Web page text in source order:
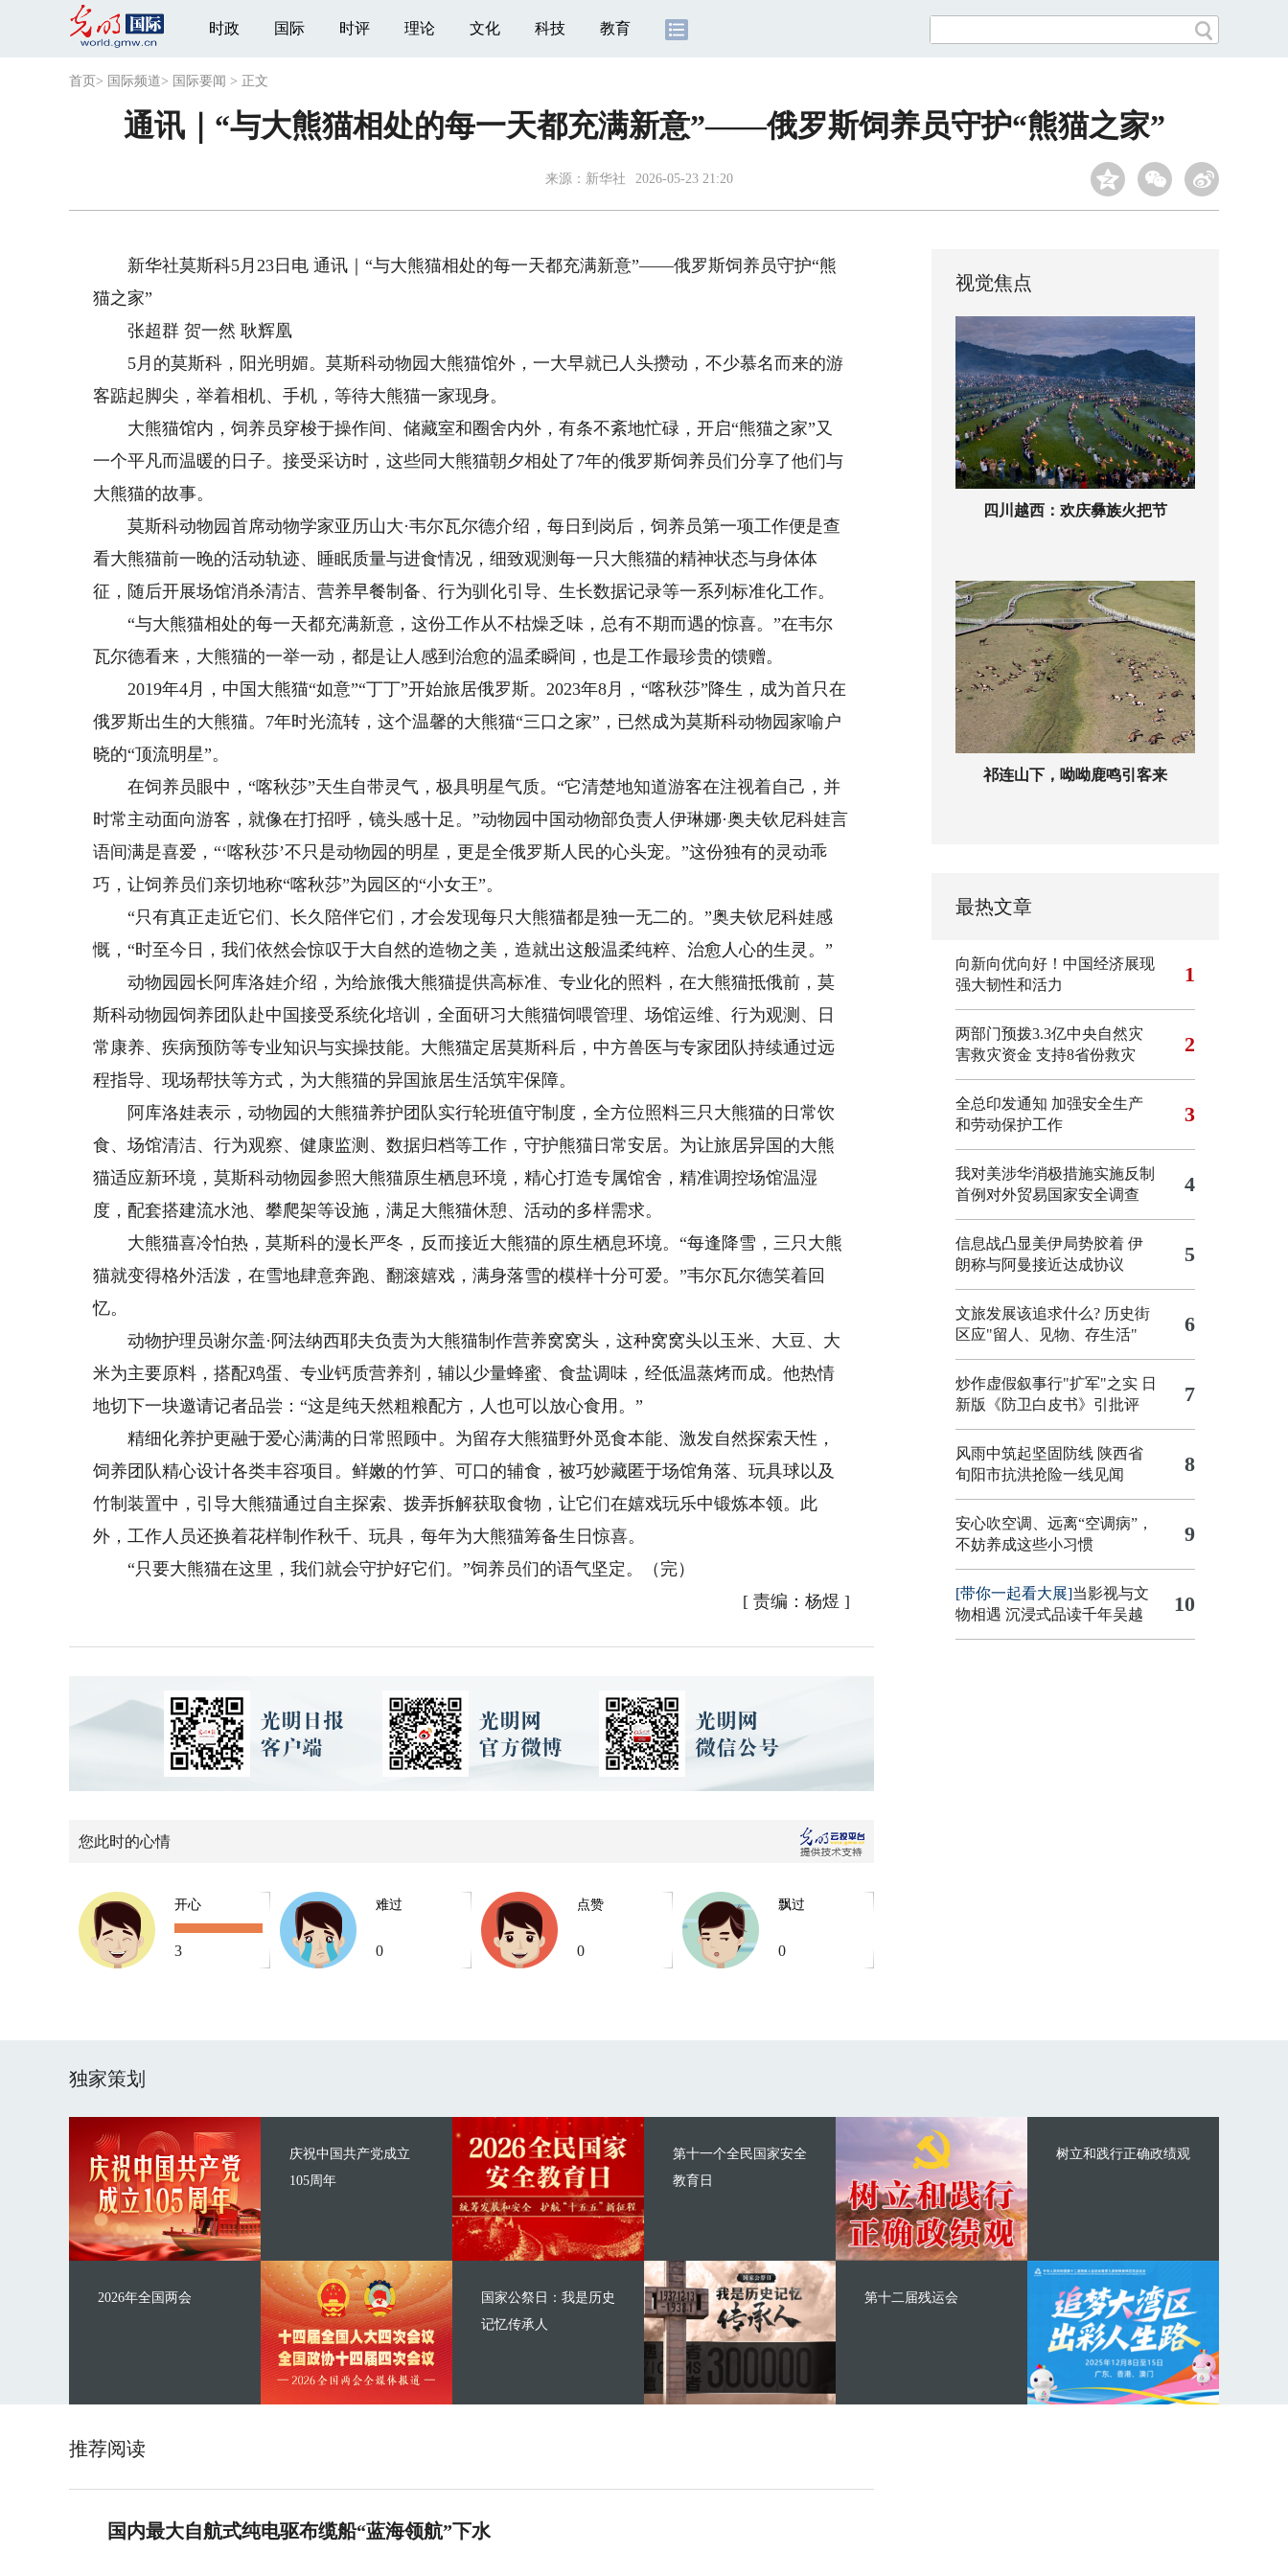
时政 国际 时评 理论 文化 科技 教育
首页 > 国际频道> 国际要闻 > 正文
通讯｜“与大熊猫相处的每一天都充满新意”——俄罗斯饲养员守护“熊猫之家”
来源： 新华社 2026-05-23 21:20
新华社莫斯科5月23日电 通讯｜“与大熊猫相处的每一天都充满新意”——俄罗斯饲养员守护“熊
猫之家”
张超群 贺一然 耿辉凰
5月的莫斯科，阳光明媚。莫斯科动物园大熊猫馆外，一大早就已人头攒动，不少慕名而来的游
客踮起脚尖，举着相机、手机，等待大熊猫一家现身。
大熊猫馆内，饲养员穿梭于操作间、储藏室和圈舍内外，有条不紊地忙碌，开启“熊猫之家”又
一个平凡而温暖的日子。接受采访时，这些同大熊猫朝夕相处了7年的俄罗斯饲养员们分享了他们与
大熊猫的故事。
莫斯科动物园首席动物学家亚历山大·韦尔瓦尔德介绍，每日到岗后，饲养员第一项工作便是查
看大熊猫前一晚的活动轨迹、睡眠质量与进食情况，细致观测每一只大熊猫的精神状态与身体体
征，随后开展场馆消杀清洁、营养早餐制备、行为驯化引导、生长数据记录等一系列标准化工作。
“与大熊猫相处的每一天都充满新意，这份工作从不枯燥乏味，总有不期而遇的惊喜。”在韦尔
瓦尔德看来，大熊猫的一举一动，都是让人感到治愈的温柔瞬间，也是工作最珍贵的馈赠。
2019年4月，中国大熊猫“如意”“丁丁”开始旅居俄罗斯。2023年8月，“喀秋莎”降生，成为首只在
俄罗斯出生的大熊猫。7年时光流转，这个温馨的大熊猫“三口之家”，已然成为莫斯科动物园家喻户
晓的“顶流明星”。
在饲养员眼中，“喀秋莎”天生自带灵气，极具明星气质。“它清楚地知道游客在注视着自己，并
时常主动面向游客，就像在打招呼，镜头感十足。”动物园中国动物部负责人伊琳娜·奥夫钦尼科娃言
语间满是喜爱，“‘喀秋莎’不只是动物园的明星，更是全俄罗斯人民的心头宠。”这份独有的灵动乖
巧，让饲养员们亲切地称“喀秋莎”为园区的“小女王”。
“只有真正走近它们、长久陪伴它们，才会发现每只大熊猫都是独一无二的。”奥夫钦尼科娃感
慨，“时至今日，我们依然会惊叹于大自然的造物之美，造就出这般温柔纯粹、治愈人心的生灵。”
动物园园长阿库洛娃介绍，为给旅俄大熊猫提供高标准、专业化的照料，在大熊猫抵俄前，莫
斯科动物园饲养团队赴中国接受系统化培训，全面研习大熊猫饲喂管理、场馆运维、行为观测、日
常康养、疾病预防等专业知识与实操技能。大熊猫定居莫斯科后，中方兽医与专家团队持续通过远
程指导、现场帮扶等方式，为大熊猫的异国旅居生活筑牢保障。
阿库洛娃表示，动物园的大熊猫养护团队实行轮班值守制度，全方位照料三只大熊猫的日常饮
食、场馆清洁、行为观察、健康监测、数据归档等工作，守护熊猫日常安居。为让旅居异国的大熊
猫适应新环境，莫斯科动物园参照大熊猫原生栖息环境，精心打造专属馆舍，精准调控场馆温湿
度，配套搭建流水池、攀爬架等设施，满足大熊猫休憩、活动的多样需求。
大熊猫喜冷怕热，莫斯科的漫长严冬，反而接近大熊猫的原生栖息环境。“每逢降雪，三只大熊
猫就变得格外活泼，在雪地肆意奔跑、翻滚嬉戏，满身落雪的模样十分可爱。”韦尔瓦尔德笑着回
忆。
动物护理员谢尔盖·阿法纳西耶夫负责为大熊猫制作营养窝窝头，这种窝窝头以玉米、大豆、大
米为主要原料，搭配鸡蛋、专业钙质营养剂，辅以少量蜂蜜、食盐调味，经低温蒸烤而成。他热情
地切下一块邀请记者品尝：“这是纯天然粗粮配方，人也可以放心食用。”
精细化养护更融于爱心满满的日常照顾中。为留存大熊猫野外觅食本能、激发自然探索天性，
饲养团队精心设计各类丰容项目。鲜嫩的竹笋、可口的辅食，被巧妙藏匿于场馆角落、玩具球以及
竹制装置中，引导大熊猫通过自主探索、拨弄拆解获取食物，让它们在嬉戏玩乐中锻炼本领。此
外，工作人员还换着花样制作秋千、玩具，每年为大熊猫筹备生日惊喜。
“只要大熊猫在这里，我们就会守护好它们。”饲养员们的语气坚定。（完）
[ 责编：杨煜 ]
您此时的心情
开心
3
难过
0
点赞
0
飘过
0
视觉焦点
四川越西：欢庆彝族火把节
祁连山下，呦呦鹿鸣引客来
最热文章
向新向优向好！中国经济展现
强大韧性和活力
1
两部门预拨3.3亿中央自然灾
害救灾资金 支持8省份救灾
2
全总印发通知 加强安全生产
和劳动保护工作
3
我对美涉华消极措施实施反制
首例对外贸易国家安全调查
4
信息战凸显美伊局势胶着 伊
朗称与阿曼接近达成协议
5
文旅发展该追求什么? 历史街
区应"留人、见物、存生活"
6
炒作虚假叙事行"扩军"之实 日
新版《防卫白皮书》引批评
7
风雨中筑起坚固防线 陕西省
旬阳市抗洪抢险一线见闻
8
安心吹空调、远离“空调病”，
不妨养成这些小习惯
9
[带你一起看大展]当影视与文
物相遇 沉浸式品读千年吴越
10
独家策划
庆祝中国共产党成立
105周年
2026年全国两会
第十一个全民国家安全
教育日
国家公祭日：我是历史
记忆传承人
树立和践行正确政绩观
第十二届残运会
推荐阅读
国内最大自航式纯电驱布缆船“蓝海领航”下水